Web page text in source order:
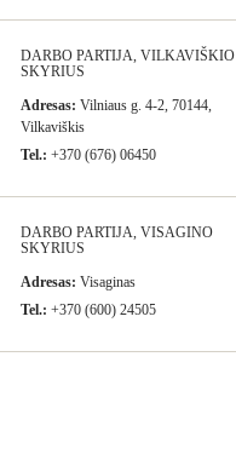
DARBO PARTIJA, VILKAVIŠKIO
SKYRIUS
Adresas: Vilniaus g. 4-2, 70144,
Vilkaviškis
Tel.: +370 (676) 06450
DARBO PARTIJA, VISAGINO
SKYRIUS
Adresas: Visaginas
Tel.: +370 (600) 24505